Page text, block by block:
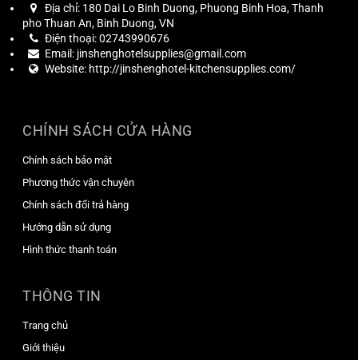
Địa chỉ: 180 Dai Lo Binh Duong, Phuong Binh Hoa, Thanh
pho Thuan An, Binh Duong, VN
Điện thoại:02743990676
Email: jinshenghotelsupplies@gmail.com
Website: http://jinshenghotel-kitchensupplies.com/
CHÍNH SÁCH CỬA HÀNG
Chính sách bảo mật
Phương thức vận chuyên
Chính sách đổi trả hàng
Hướng dẫn sử dụng
Hình thức thanh toán
THÔNG TIN
Trang chủ
Giới thiệu